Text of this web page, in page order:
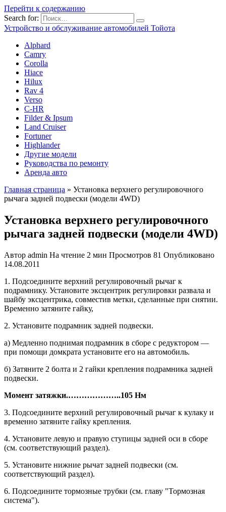
Перейти к содержанию
Search for:
Устройство и обслуживание автомобилей Тойота
Alphard
Camry
Corolla
Hiace
Hilux
Rav 4
Verso
C-HR
Filder & Ipsum
Land Cruiser
Fortuner
Highlander
Другие модели
Руководства по ремонту
Аренда авто
Главная страница » Установка верхнего регулировоч­ного
рычага задней подвески (модели 4WD)
Установка верхнего регулировоч­ного
рычага задней подвески (модели 4WD)
Автор admin На чтение 2 мин Просмотров 81 Опубликовано
14.08.2011
1. Подсоедините верхний регулиро­вочный рычаг к
подрамнику. Устано­вите эксцентрик регулировки развала и
шайбу эксцентрика, совместив мет­ки, сделанные при снятии.
Временно затяните гайку,
2. Установите подрамник задней под­вески.
а) Медленно поднимая подрамник в сборе с редуктором —
при помощи домкрата установите его на автомо­биль.
б) Затяните 2 болта и 2 гайки креп­ления подрамника задней
подвески.
Момент затяжки.………………..105 Нм
3. Подсоедините верхний регулиро­вочный рычаг к кулаку и
временно за­тяните гайку крепления.
4. Установите левую и правую ступи­цы задней оси в сборе
(см. соответст­вующий раздел).
5. Установите нижние рычат задней подвески (см.
соответствующий раздел).
6. Подсоедините тормозные трубки (см. главу "Тормозная
система").